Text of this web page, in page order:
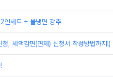
인세트 + 물냉면 강추
, 세액감면(면제) 신청서 작성방법까지!)